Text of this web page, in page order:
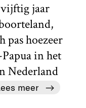
jaar
pas hoezeer
in het
Nederland
meer